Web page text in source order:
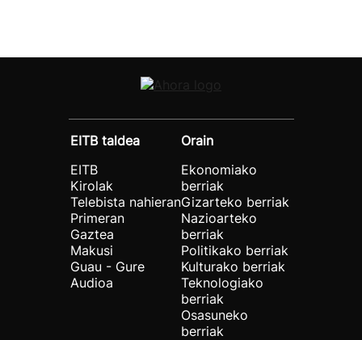
EITB taldea
EITB
Kirolak
Telebista nahieran
Primeran
Gaztea
Makusi
Guau - Gure
Audioa
Orain
Ekonomiako
berriak
Gizarteko berriak
Nazioarteko
berriak
Politikako berriak
Kulturako berriak
Teknologiako
berriak
Osasuneko
berriak